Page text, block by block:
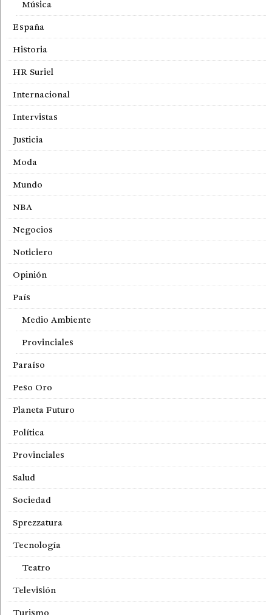
Música
España
Historia
HR Suriel
Internacional
Intervistas
Justicia
Moda
Mundo
NBA
Negocios
Noticiero
Opinión
País
Medio Ambiente
Provinciales
Paraíso
Peso Oro
Planeta Futuro
Política
Provinciales
Salud
Sociedad
Sprezzatura
Tecnología
Teatro
Televisión
Turismo